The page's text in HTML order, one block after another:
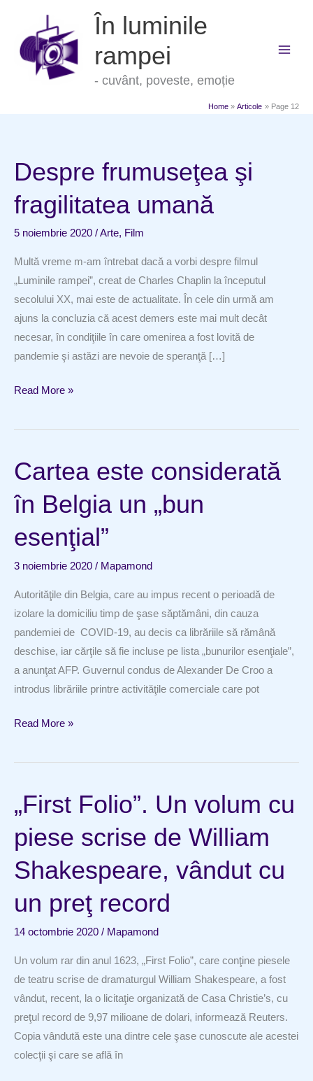
content
În luminile
rampei
- cuvânt, poveste, emoție
Home Articole Page 12
Despre frumuseţea şi
fragilitatea umană
5 noiembrie 2020 /Arte, Film
Multă vreme m-am întrebat dacă a vorbi despre filmul
„Luminile rampei”, creat de Charles Chaplin la începutul
secolului XX, mai este de actualitate. În cele din urmă am
ajuns la concluzia că acest demers este mai mult decât
necesar, în condiţiile în care omenirea a fost lovită de
pandemie şi astăzi are nevoie de speranţă […]
Despre
şi
umană
Read More »
Cartea este considerată
în Belgia un „bun
esenţial”
3 noiembrie 2020 / Mapamond
Autorităţile din Belgia, care au impus recent o perioadă de
izolare la domiciliu timp de şase săptămâni, din cauza
pandemiei de COVID-19, au decis ca librăriile să rămână
deschise, iar cărţile să fie incluse pe lista „bunurilor esenţiale”,
a anunţat AFP. Guvernul condus de Alexander De Croo a
introdus librăriile printre activităţile comerciale care pot
Cartea
considerată
Belgia
un
„bun
Read More »
„First Folio”. Un volum cu
piese scrise de William
Shakespeare, vândut cu
un preţ record
14 octombrie 2020 / Mapamond
Un volum rar din anul 1623, „First Folio”, care conţine piesele
de teatru scrise de dramaturgul William Shakespeare, a fost
vândut, recent, la o licitaţie organizată de Casa Christie’s, cu
preţul record de 9,97 milioane de dolari, informează Reuters.
Copia vândută este una dintre cele şase cunoscute ale acestei
colecţii şi care se află în